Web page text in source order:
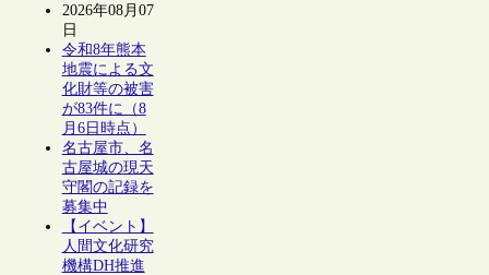
2026年08月07
日
令和8年熊本
地震による文
化財等の被害
が83件に（8
月6日時点）
名古屋市、名
古屋城の現天
守閣の記録を
募集中
【イベント】
人間文化研究
機構DH推進